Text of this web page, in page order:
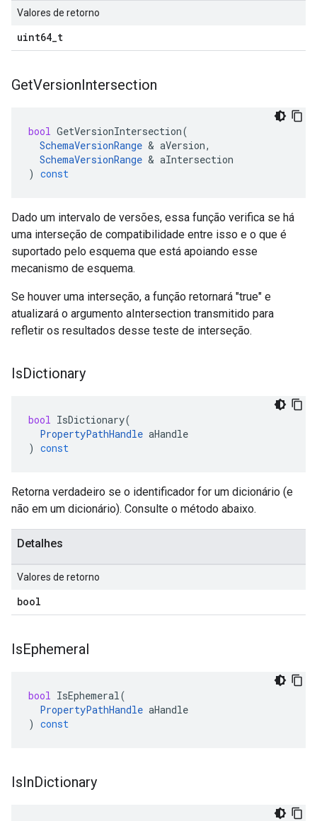
Valores de retorno
uint64_t
GetVersionIntersection
bool GetVersionIntersection(
SchemaVersionRange & aVersion,
SchemaVersionRange & aIntersection
) const
Dado um intervalo de versões, essa função verifica se há
uma interseção de compatibilidade entre isso e o que é
suportado pelo esquema que está apoiando esse
mecanismo de esquema.
Se houver uma interseção, a função retornará "true" e
atualizará o argumento aIntersection transmitido para
refletir os resultados desse teste de interseção.
IsDictionary
bool IsDictionary(
PropertyPathHandle aHandle
) const
Retorna verdadeiro se o identificador for um dicionário (e
não em um dicionário). Consulte o método abaixo.
Detalhes
Valores de retorno
bool
IsEphemeral
bool IsEphemeral(
PropertyPathHandle aHandle
) const
IsInDictionary